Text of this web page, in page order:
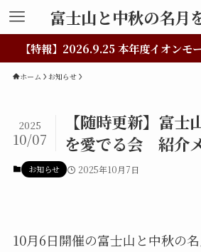
富士山と中秋の名月
【特報】2026.9.25 本年度イオンモ
ホーム お知らせ
【随時更新】富士
を愛でる会 紹介
2025
10/07
お知らせ 2025年10月7日
10月6日開催の富士山と中秋の